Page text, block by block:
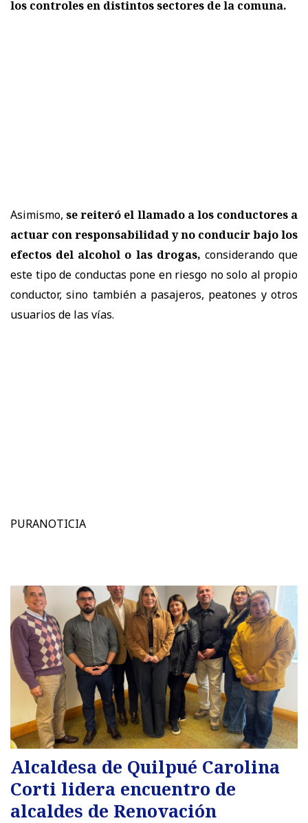
los controles en distintos sectores de la comuna.
Asimismo,se reiteró el llamado a los conductores a
actuar con responsabilidad y no conducir bajo los
efectos del alcohol o las drogas, considerando que
este tipo de conductas pone en riesgo no solo al propio
conductor, sino también a pasajeros, peatones y otros
usuarios de las vías.
PURANOTICIA
Alcaldesa de Quilpué Carolina
Corti lidera encuentro de
alcaldes de Renovación